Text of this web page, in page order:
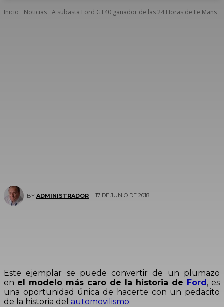
Inicio Noticias A subasta Ford GT40 ganador de las 24 Horas de Le Mans
BY ADMINISTRADOR 17 DE JUNIO DE 2018
Este ejemplar se puede convertir de un plumazo
en el modelo más caro de la historia de Ford, es
una oportunidad única de hacerte con un pedacito
de la historia del automovilismo.